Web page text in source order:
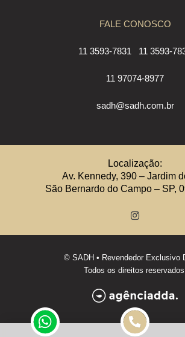
FALE CONOSCO
11 3593-7831 11 3593-
11 97074-8977
sadh@sadh.com.br
Localização:
Av. Kennedy, 390 – Jardim
São Bernardo do Campo – SP,
© SADH • Revendedor Exclusivo
Todos os direitos